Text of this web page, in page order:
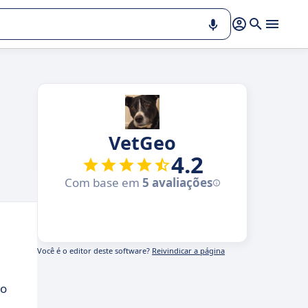
VetGeo
4.2
Com base em 5 avaliações
Você é o editor deste software? Reivindicar a página